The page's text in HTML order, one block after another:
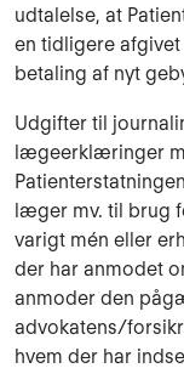
udtalelse, at
en tidligere afgivet
betaling af nyt
Udgifter til
lægeerklæringer
læger mv. til brug
varigt mén eller
der har anmodet
anmoder den
advokatens/
hvem der har